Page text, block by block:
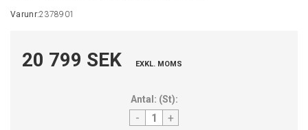
Varunr:2378901
20 799 SEK EXKL. MOMS
Antal: (St):
- +